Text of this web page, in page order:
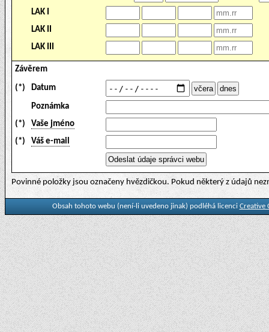
LAK I
LAK II
LAK III
Závěrem
(*) Datum
Poznámka
(*)
Vaše jméno
(*)
Váš e-mail
Povinné položky jsou označeny hvězdičkou. Pokud některý z údajů
Obsah tohoto webu (není-li uvedeno jinak) podléhá licenci Creative